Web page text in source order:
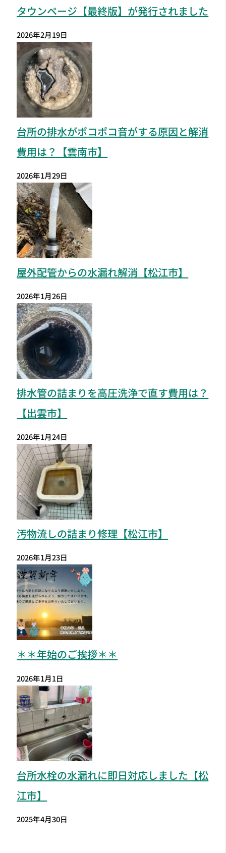
タウンページ【最終版】が発行されました
2026年2月19日
台所の排水がポコポコ音がする原因と解消
費用は？【雲南市】
2026年1月29日
屋外配管からの水漏れ解消【松江市】
2026年1月26日
排水管の詰まりを高圧洗浄で直す費用は？
【出雲市】
2026年1月24日
汚物流しの詰まり修理【松江市】
2026年1月23日
＊＊年始のご挨拶＊＊
2026年1月1日
台所水栓の水漏れに即日対応しました【松
江市】
2025年4月30日